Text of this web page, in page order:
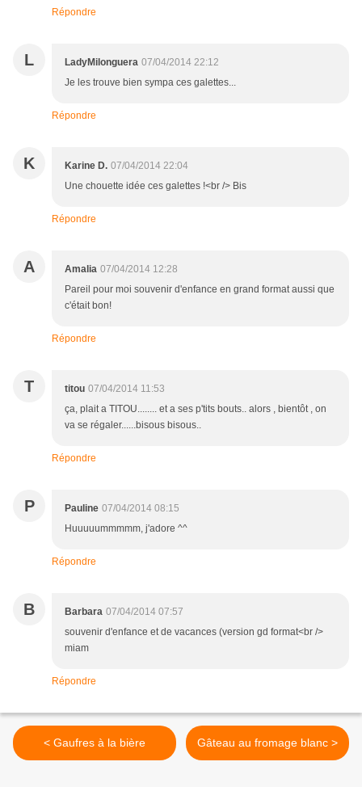
Répondre
L LadyMilonguera 07/04/2014 22:12
Je les trouve bien sympa ces galettes...
Répondre
K Karine D. 07/04/2014 22:04
Une chouette idée ces galettes !<br /> Bis
Répondre
A Amalia 07/04/2014 12:28
Pareil pour moi souvenir d'enfance en grand format aussi que
c'était bon!
Répondre
T titou 07/04/2014 11:53
ça, plait a TITOU........ et a ses p'tits bouts.. alors , bientôt , on
va se régaler......bisous bisous..
Répondre
P Pauline 07/04/2014 08:15
Huuuuummmmm, j'adore ^^
Répondre
B Barbara 07/04/2014 07:57
souvenir d'enfance et de vacances (version gd format<br />
miam
Répondre
< Gaufres à la bière Gâteau au fromage blanc >